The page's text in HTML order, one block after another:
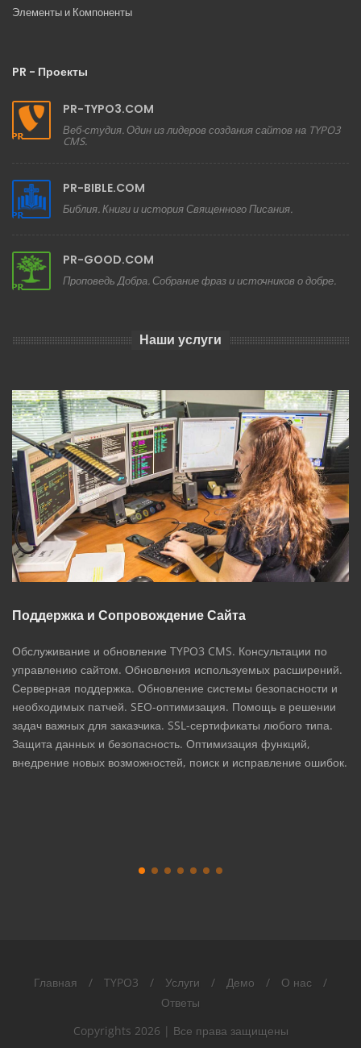
Элементы и Компоненты
PR - Проекты
PR-TYPO3.COM
Веб-студия. Один из лидеров создания сайтов на TYPO3
CMS.
PR-BIBLE.COM
Библия. Книги и история Священного Писания.
PR-GOOD.COM
Проповедь Добра. Собрание фраз и источников о добре.
Наши услуги
Поддержка и Сопровождение Сайта
Обслуживание и обновление TYPO3 CMS. Консультации по
управлению сайтом. Обновления используемых расширений.
Серверная поддержка. Обновление системы безопасности и
необходимых патчей. SEO-оптимизация. Помощь в решении
задач важных для заказчика. SSL-сертификаты любого типа.
Защита данных и безопасность. Оптимизация функций,
внедрение новых возможностей, поиск и исправление ошибок.
Главная / TYPO3 / Услуги / Демо / О нас
/
Ответы
Copyrights 2026 | Все права защищены